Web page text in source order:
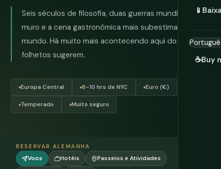
📱
☕Buy
Seis séculos de filosofia, duas guerras mundiais, um
muro e a cena gastronômica mais subestimada do
mundo. Há muito mais acontecendo aqui do que os
folhetos sugerem.
Europa Central 8–10 hrs de NYC Euro (€)
Temperado Muito seguro
RESERVAR ALEMANHA
Voos Hotéis
Passeios e Atividades